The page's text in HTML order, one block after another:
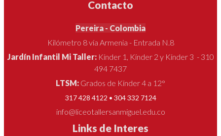
Contacto
Pereira - Colombia
Kilómetro 8 vía Armenia - Entrada N.8
Jardín Infantil Mi Taller: Kínder 1, Kínder 2 y Kínder 3 - 310
494 7437
LTSM: Grados de Kínder 4 a 12°
317 428 4122 • 304 332 7124
info@liceotallersanmiguel.edu.co
Links de Interes